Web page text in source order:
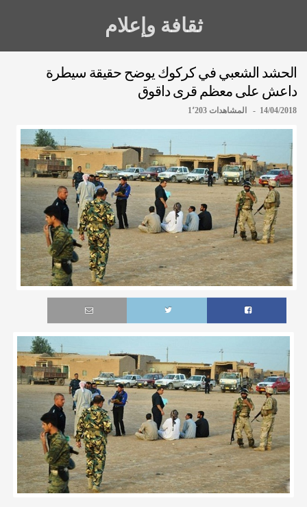
ثقافة وإعلام
الحشد الشعبي في كركوك يوضح حقيقة سيطرة
داعش على معظم قرى داقوق
14/04/2018 - المشاهدات 1٬203